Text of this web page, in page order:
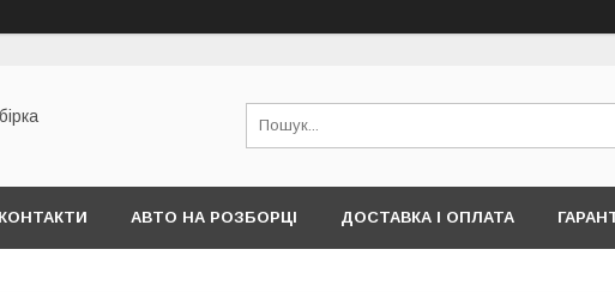
КОНТАКТИ АВТО НА РОЗБОРЦІ ДОСТАВКА І ОПЛАТА